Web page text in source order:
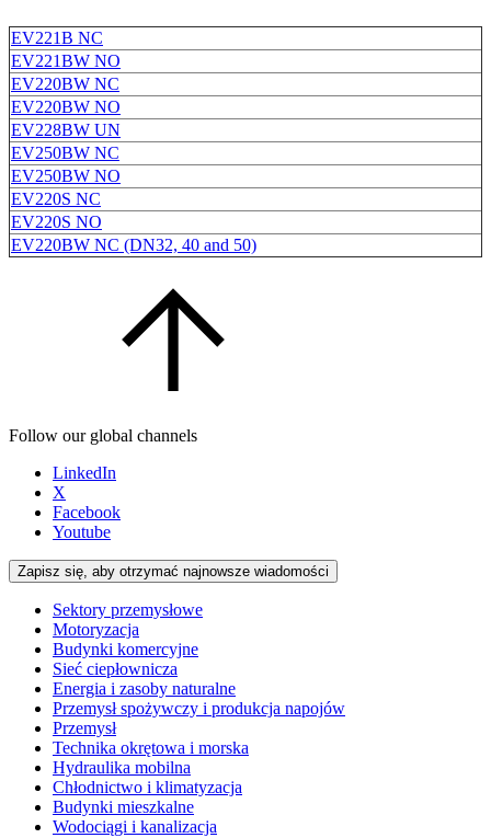
EV221B NC
EV221BW NO
EV220BW NC
EV220BW NO
EV228BW UN
EV250BW NC
EV250BW NO
EV220S NC
EV220S NO
EV220BW NC (DN32, 40 and 50)
Follow our global channels
LinkedIn
X
Facebook
Youtube
Zapisz się, aby otrzymać najnowsze wiadomości
Sektory przemysłowe
Motoryzacja
Budynki komercyjne
Sieć ciepłownicza
Energia i zasoby naturalne
Przemysł spożywczy i produkcja napojów
Przemysł
Technika okrętowa i morska
Hydraulika mobilna
Chłodnictwo i klimatyzacja
Budynki mieszkalne
Wodociągi i kanalizacja